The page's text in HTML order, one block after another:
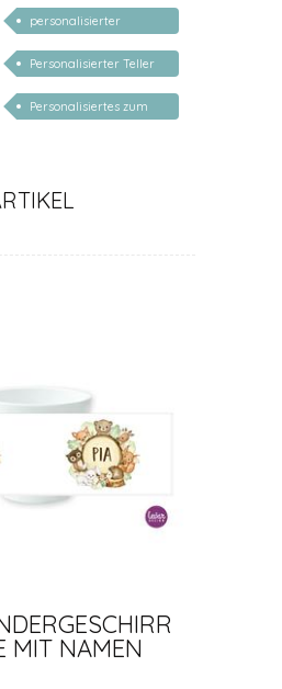
Geschenke für Kinder
personalisierter
Buchstaben Teller
Personalisierter Teller
Schulanfang
Personalisiertes zum
MIT NAMEN